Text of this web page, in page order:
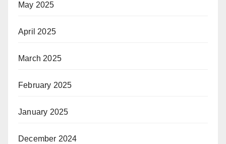
May 2025
April 2025
March 2025
February 2025
January 2025
December 2024